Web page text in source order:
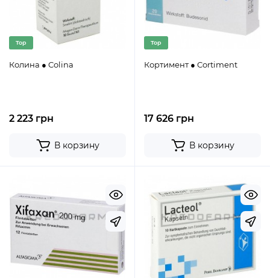
Top
Колина ● Colina
2 223 грн
В корзину
Top
Кортимент ● Cortiment
17 626 грн
В корзину